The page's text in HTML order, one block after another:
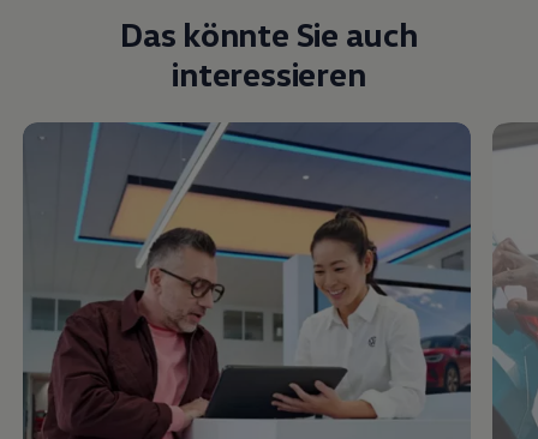
Das könnte Sie auch
interessieren